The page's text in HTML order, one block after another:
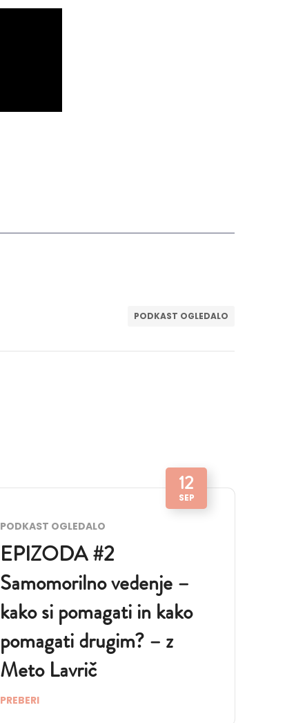
PODKAST OGLEDALO
12
SEP
PODKAST OGLEDALO
EPIZODA #2
Samomorilno vedenje –
kako si pomagati in kako
pomagati drugim? – z
Meto Lavrič
PREBERI